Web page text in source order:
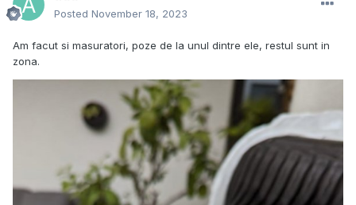
Posted November 18, 2023
Am facut si masuratori, poze de la unul dintre ele, restul sunt in
zona.